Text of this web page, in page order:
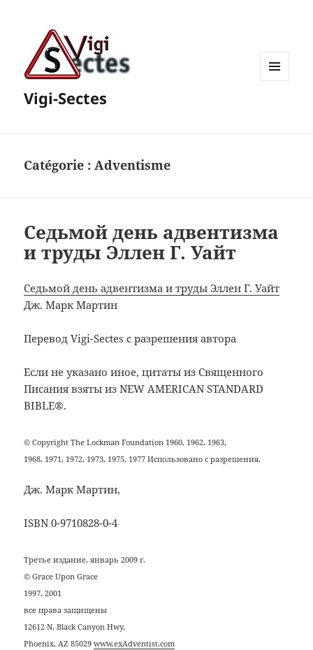
Vigi-Sectes
Catégorie :Adventisme
Седьмой день адвентизма
и труды Эллен Г. Уайт
Седьмой день адвентизма и труды Эллен Г. Уайт
Дж. Марк Мартин
Перевод Vigi-Sectes с разрешения автора
Если не указано иное, цитаты из Священного
Писания взяты из NEW AMERICAN STANDARD
BIBLE®.
© Copyright The Lockman Foundation 1960, 1962, 1963,
1968, 1971, 1972, 1973, 1975, 1977 Использовано с разрешения.
Дж. Марк Мартин,
ISBN 0-9710828-0-4
Третье издание, январь 2009 г.
© Grace Upon Grace
1997, 2001
все права защищены
12612 N. Black Canyon Hwy.
Phoenix, AZ 85029www.exAdventist.com